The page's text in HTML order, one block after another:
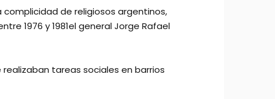
complicidad de religiosos argentinos,
1976 y 1981el general Jorge Rafael
tareas sociales en barrios